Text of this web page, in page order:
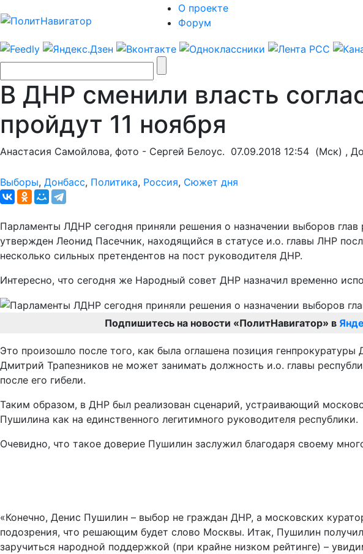
О проекте
Форум
В ДНР сменили власть
пройдут 11 ноября
Анастасия Самойлова, фото - Сергей Белоус. 07.09.2018 12:54 (Мск) ,
Выборы, Донбасс, Политика, Россия, Сюжет дня
Парламенты ЛДНР сегодня приняли решения о назначении выборов глав
утвержден Леонид Пасечник, находящийся в статусе и.о. главы ЛНР
несколько сильных претендентов на пост руководителя ДНР.
Интересно, что сегодня же Народный совет ДНР назначил временно
Подпишитесь на новости «ПолитНавигатор» в
Это произошло после того, как была оглашена позиция
Дмитрий Трапезников не может занимать должность и.о. главы
после его гибели.
Таким образом, в ДНР был реализован сценарий, устраивающий
Пушилина как на единственного легитимного руководителя республики.
Очевидно, что такое доверие Пушилин заслужил благодаря своему
«Конечно, Денис Пушилин – выбор не граждан ДНР, а московских
подозрения, что решающим будет слово Москвы. Итак, Пушилин
заручиться народной поддержкой (при крайне низком рейтинге) –